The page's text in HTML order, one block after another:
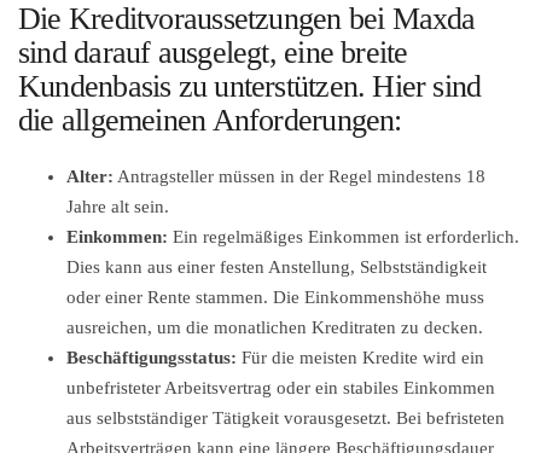
Die Kreditvoraussetzungen bei Maxda
sind darauf ausgelegt, eine breite
Kundenbasis zu unterstützen. Hier sind
die allgemeinen Anforderungen:
Alter: Antragsteller müssen in der Regel mindestens 18
Jahre alt sein.
Einkommen: Ein regelmäßiges Einkommen ist erforderlich.
Dies kann aus einer festen Anstellung, Selbstständigkeit
oder einer Rente stammen. Die Einkommenshöhe muss
ausreichen, um die monatlichen Kreditraten zu decken.
Beschäftigungsstatus: Für die meisten Kredite wird ein
unbefristeter Arbeitsvertrag oder ein stabiles Einkommen
aus selbstständiger Tätigkeit vorausgesetzt. Bei befristeten
Arbeitsverträgen kann eine längere Beschäftigungsdauer